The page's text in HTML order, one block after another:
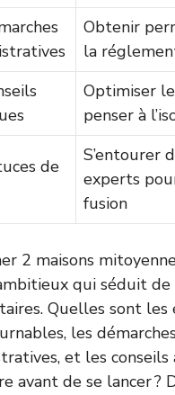
Obtenir
la
Optimiser
penser à
de
S’entourer
experts
fusion
2 maisons
qui séduit
Quelles sont les
les démarches
et les conseils
avant de se lancer ?